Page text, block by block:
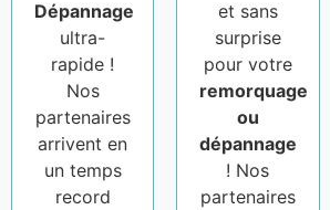
Dépannage
ultra-
rapide !
Nos
partenaires
arrivent en
un temps
record
et sans
surprise
pour votre
remorquage
ou
dépannage
! Nos
partenaires